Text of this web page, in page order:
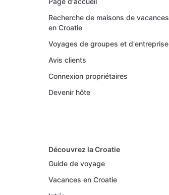
Recherche de maisons de vacances
en Croatie
Voyages de groupes et d'entreprise
Avis clients
Connexion propriétaires
Devenir hôte
Découvrez la Croatie
Guide de voyage
Vacances en Croatie